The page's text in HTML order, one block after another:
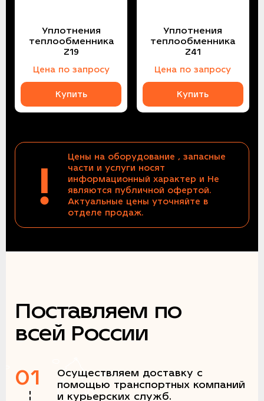
Уплотнения
теплообменника
Z19
Цена по запросу
Купить
Уплотнения
теплообменника
Z41
Цена по запросу
Купить
!
Цены на оборудование , запасные
части и услуги носят
информационный характер и Не
являются публичной офертой.
Актуальные цены уточняйте в
отделе продаж.
Поставляем по
всей России
01
Осуществляем доставку с
помощью транспортных компаний
и курьерских служб.